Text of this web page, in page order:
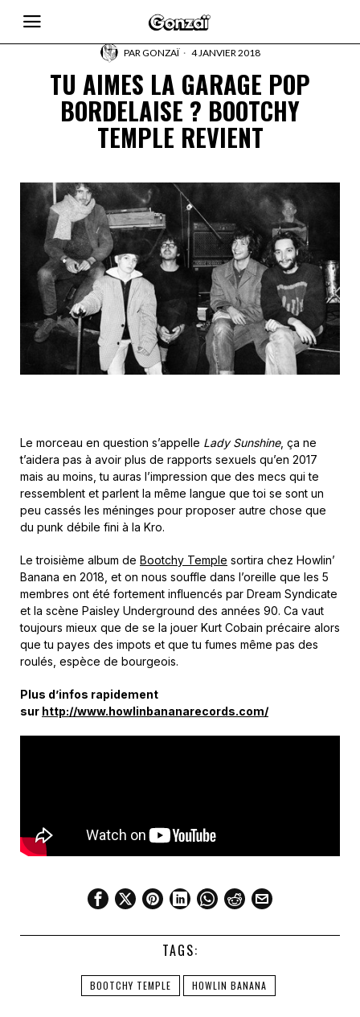
PARGONZAÏ 4 JANVIER 2018
TU AIMES LA GARAGE POP
BORDELAISE ? BOOTCHY
TEMPLE REVIENT
Le morceau en question s’appelle Lady Sunshine, ça ne
t’aidera pas à avoir plus de rapports sexuels qu’en 2017
mais au moins, tu auras l’impression que des mecs qui te
ressemblent et parlent la même langue que toi se sont un
peu cassés les méninges pour proposer autre chose que
du punk débile fini à la Kro.
Le troisième album de Bootchy Temple sortira chez Howlin’
Banana en 2018, et on nous souffle dans l’oreille que les 5
membres ont été fortement influencés par Dream Syndicate
et la scène Paisley Underground des années 90. Ca vaut
toujours mieux que de se la jouer Kurt Cobain précaire alors
que tu payes des impots et que tu fumes même pas des
roulés, espèce de bourgeois.
Plus d’infos rapidement
sur http://www.howlinbananarecords.com/
TAGS:
BOOTCHY TEMPLE HOWLIN BANANA